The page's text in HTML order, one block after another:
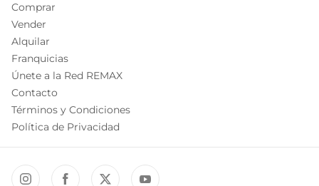
Comprar
Vender
Alquilar
Franquicias
Únete a la Red REMAX
Contacto
Términos y Condiciones
Política de Privacidad